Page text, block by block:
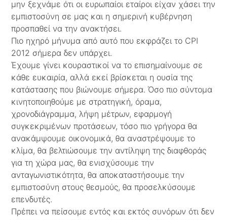
μην ξεχνάμε ότι οι ευρωπαίοι εταίροι είχαν χάσει την
εμπιστοσύνη σε μας και η σημερινή κυβέρνηση
προσπαθεί να την ανακτήσει.
Πιο ηχηρό μήνυμα από αυτό που εκφράζει το CPI
2012 σήμερα δεν υπάρχει.
Έχουμε γίνει κουραστικοί να το επισημαίνουμε σε
κάθε ευκαιρία, αλλά εκεί βρίσκεται η ουσία της
κατάστασης που βιώνουμε σήμερα. Όσο πιο σύντομα
κινητοποιηθούμε με στρατηγική, όραμα,
χρονοδιάγραμμα, λήψη μέτρων, εφαρμογή
συγκεκριμένων προτάσεων, τόσο πιο γρήγορα θα
ανακάμψουμε οικονομικά, θα αναστρέψουμε το
κλίμα, θα βελτιώσουμε την αντίληψη της διαφθοράς
για τη χώρα μας, θα ενισχύσουμε την
ανταγωνιστικότητα, θα αποκαταστήσουμε την
εμπιστοσύνη στους θεσμούς, θα προσελκύσουμε
επενδυτές.
Πρέπει να πείσουμε εντός και εκτός συνόρων ότι δεν